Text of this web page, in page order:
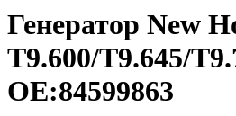
Генератор New
T9.600/T9.645/
OE:84599863